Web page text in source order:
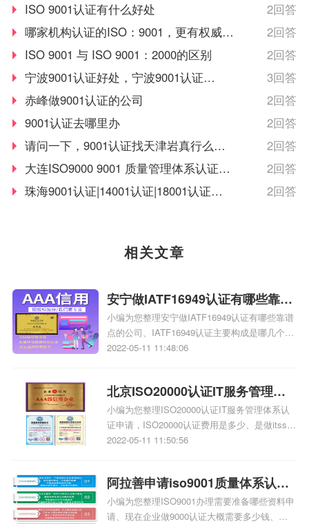
性影响。
ISO 9001认证有什么好处
2回答
哪家机构认证的ISO：9001，更有权威国
际通用，含金量高！
2回答
ISO 9001 与 ISO 9001：2000的区别
2回答
宁波9001认证好处，宁波9001认证怎
么做？
3回答
赤峰做9001认证的公司
2回答
9001认证去哪里办
2回答
请问一下，9001认证找天津岩真行么，
靠谱么？
2回答
大连ISO9000 9001 质量管理体系认证的
咨询公司哪家比较好
2回答
珠海9001认证|14001认证|18001认证找
2回答
相关文章
安宁做IATF16949认证有哪些靠谱
点的公司
小编为您整理安宁做IATF16949认证有哪些靠谱
点的公司、IATF16949认证主要构成是哪几个、
iatf16949认证需要准备哪些资料、iatf16949体
证汇编、如何从ISO/TS 16949转版至IATF
16949相关iso体系认证知识，详情可查看下方正
文！
2022-05-11 11:48:06
北京ISO20000认证IT服务管理体
系认证怎么申请
小编为您整理ISO20000认证IT服务管理体系认
证申请，ISO20000认证费用是多少、是做itss认
证还是做iso20000、国内企业真的能做好
ISO20000认证的企业哪家好、iso20000内审工
作怎么做 iso20000内审工作需要做什么相关iso
体系认证知识，详情可查看下方正文！
2022-05-11 11:50:56
阿拉善申请iso9001质量体系认
证，iso9001质量认证办理
小编为您整理ISO9001办理需要准备哪些资料申
请、现在企业做9000认证大概需要多少钱、